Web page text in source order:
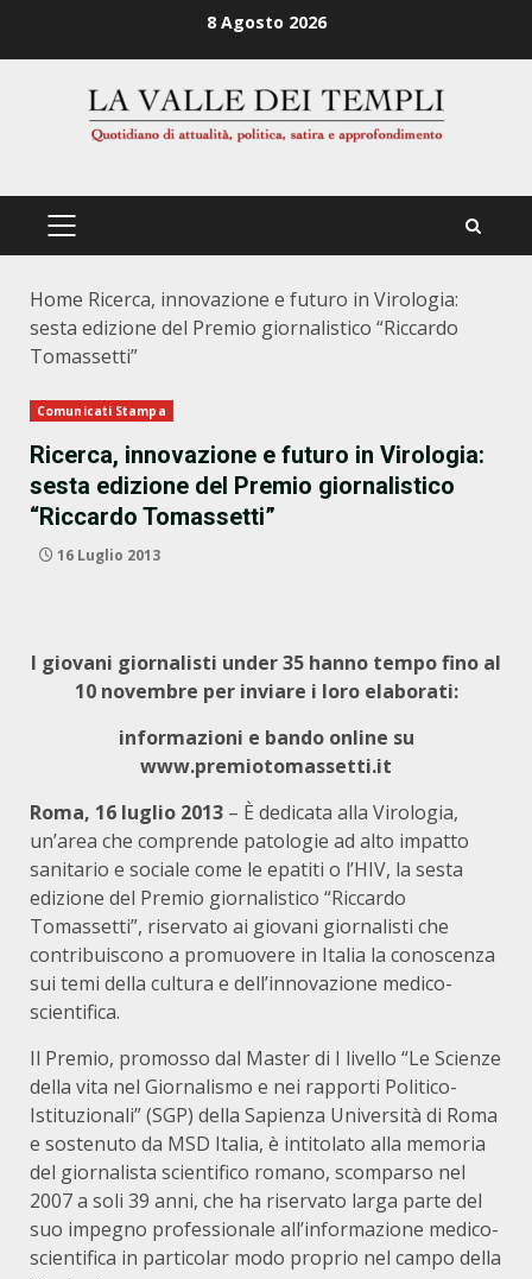
8 Agosto 2026
PRIMÄRES
Home Ricerca, innovazione e futuro in Virologia:
sesta edizione del Premio giornalistico “Riccardo
Tomassetti”
Comunicati Stampa
Ricerca, innovazione e futuro in Virologia:
sesta edizione del Premio giornalistico
“Riccardo Tomassetti”
16 Luglio 2013
I giovani giornalisti under 35 hanno tempo fino al
10 novembre per inviare i loro elaborati:
informazioni e bando online su
www.premiotomassetti.it
Roma, 16 luglio 2013 – È dedicata alla Virologia,
un’area che comprende patologie ad alto impatto
sanitario e sociale come le epatiti o l’HIV, la sesta
edizione del Premio giornalistico “Riccardo
Tomassetti”, riservato ai giovani giornalisti che
contribuiscono a promuovere in Italia la conoscenza
sui temi della cultura e dell’innovazione medico-
scientifica.
Il Premio, promosso dal Master di I livello “Le Scienze
della vita nel Giornalismo e nei rapporti Politico-
Istituzionali” (SGP) della Sapienza Università di Roma
e sostenuto da MSD Italia, è intitolato alla memoria
del giornalista scientifico romano, scomparso nel
2007 a soli 39 anni, che ha riservato larga parte del
suo impegno professionale all’informazione medico-
scientifica in particolar modo proprio nel campo della